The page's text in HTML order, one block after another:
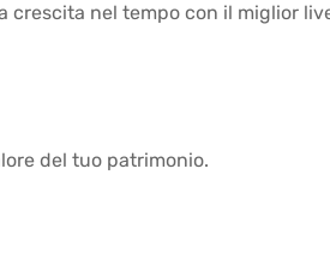
crescita nel tempo con il miglior
del tuo patrimonio.